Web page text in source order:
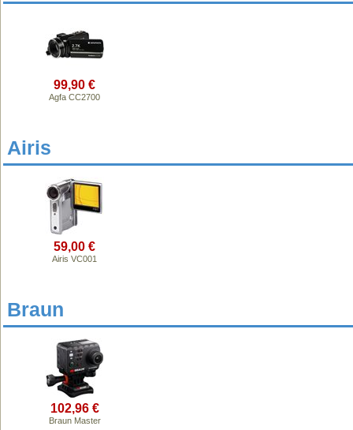
99,90 €
Agfa CC2700
Airis
59,00 €
Airis VC001
Braun
102,96 €
Braun Master